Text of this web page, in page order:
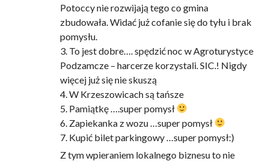
Potoccy nie rozwijają tego co gmina
zbudowała. Widać już cofanie się do tyłu i brak
pomysłu.
3. To jest dobre…. spędzić noc w Agroturystyce
Podzamcze – harcerze korzystali. SIC.! Nigdy
więcej już się nie skuszą
4. W Krzeszowicach są tańsze
5. Pamiątkę ….super pomysł
6. Zapiekanka z wozu …super pomysł
7. Kupić bilet parkingowy …super pomysł:)
Z tym wpieraniem lokalnego biznesu to nie